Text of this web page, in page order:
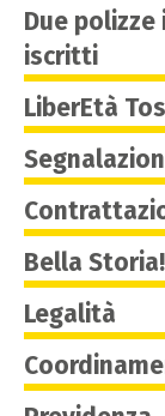
Due
iscritti
LiberEtà
Bella
Legalità